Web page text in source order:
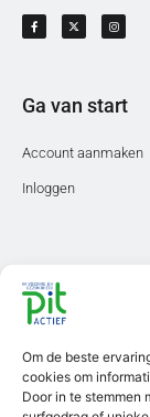
Om de beste
cookies om
Door in te stemmen
Ga van start
Account aanmaken
Inloggen
Scholingen
Post HBO